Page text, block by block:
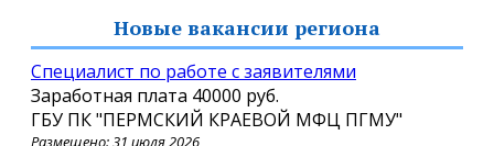
Новые вакансии региона
специалист по работе с заявителями
Заработная плата 40000 руб.
ГБУ ПК "ПЕРМСКИЙ КРАЕВОЙ МФЦ ПГМУ"
Размещено: 31 июля 2026